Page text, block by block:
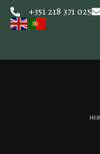
+351 218 371 025